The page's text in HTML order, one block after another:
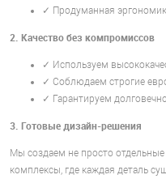
✓ Продуманная
2. Качество без компромиссов
✓ Используем
✓ Соблюдаем строгие
✓ Гарантируем
3. Готовые дизайн-решения
Мы создаем не просто
комплексы, где каждая деталь